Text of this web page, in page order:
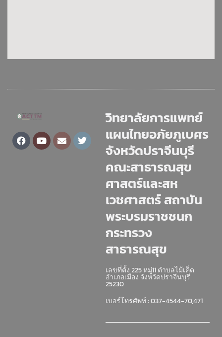
Facebook
YoutubeEnvelopeTwitter
วิทยาลัยการแพทย์
แผนไทยอภัยภูเบศร
จังหวัดปราจีนบุรี
คณะสาธารณสุข
ศาสตร์และสห
เวชศาสตร์ สถาบัน
พระบรมราชชนก
กระทรวง
สาธารณสุข
เลขที่ตั้ง 225 หมู่11 ตำบลไม้เค็ด
อำเภอเมือง จังหวัดปราจีนบุรี
25230
เบอร์โทรศัพท์ : 037-4544-70,471